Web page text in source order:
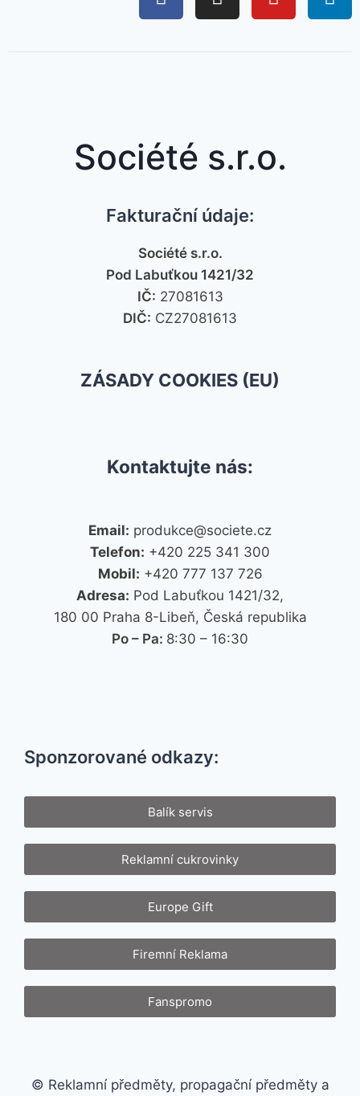
Société s.r.o.
Fakturační údaje:
Société s.r.o.
Pod Labuťkou 1421/32
IČ: 27081613
DIČ: CZ27081613
ZÁSADY COOKIES (EU)
Kontaktujte nás:
Email: produkce@societe.cz
Telefon: +420 225 341 300
Mobil: +420 777 137 726
Adresa: Pod Labuťkou 1421/32,
180 00 Praha 8-Libeň, Česká republika
Po – Pa: 8:30 – 16:30
Sponzorované odkazy:
Balík servis
Reklamní cukrovinky
Europe Gift
Firemní Reklama
Fanspromo
© Reklamní předměty, propagační předměty a